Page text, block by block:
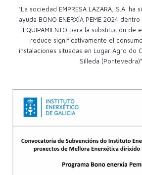
“La sociedad EMPRESA LAZARA, S.A.
ayuda BONO ENERXÍA PEME 2024
EQUIPAMIENTO para la substitución de
reduce significativamente el
instalaciones situadas en Lugar Agro do
Silleda (Pontevedra)”